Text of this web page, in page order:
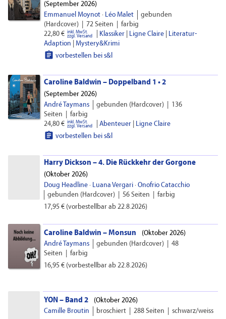
(September 2026)
Emmanuel Moynot · Léo Malet
gebunden
(Hardcover)
72 Seiten
farbig
22,80 € inkl. MwSt.
zzgl. Versand Klassiker Ligne Claire
Literatur-
Adaption |Mystery&Krimi
 vorbestellen bei s&l
Caroline Baldwin – Doppelband 1 • 2
(September 2026)
André Taymans
gebunden (Hardcover)
136
Seiten
farbig
24,80 € inkl. MwSt.
zzgl. Versand |Abenteuer Ligne Claire
 vorbestellen bei s&l
Harry Dickson – 4. Die Rückkehr der Gorgone
(Oktober 2026)
Doug Headline · Luana Vergari ·Onofrio Catacchio
gebunden (Hardcover)
56 Seiten
farbig
17,95 € (vorbestellbar ab 22.8.2026)
Caroline Baldwin – Monsun (Oktober 2026)
André Taymans
gebunden (Hardcover)
48
Seiten
farbig
16,95 € (vorbestellbar ab 22.8.2026)
YON – Band 2 (Oktober 2026)
Camille Broutin
broschiert 288 Seiten
schwarz/weiss